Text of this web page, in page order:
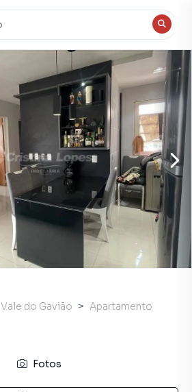
Vale do Gavião
Apartamento
Fotos